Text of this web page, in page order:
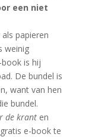
een niet
papieren
weinig
is hij
De bundel is
want van hen
bundel.
de kranten
e-book te